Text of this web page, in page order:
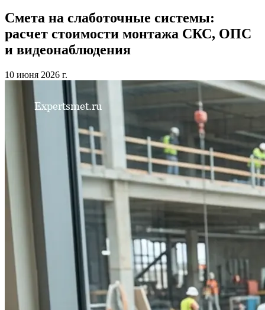
Смета на слаботочные системы:
расчет стоимости монтажа СКС, ОПС
и видеонаблюдения
10 июня 2026 г.